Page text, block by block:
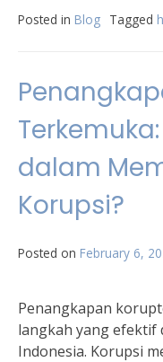
Posted in Blog Tagged
dalam
Korupsi?
Posted on February 6,
Penangkapan
langkah yang efektif
Indonesia. Korupsi